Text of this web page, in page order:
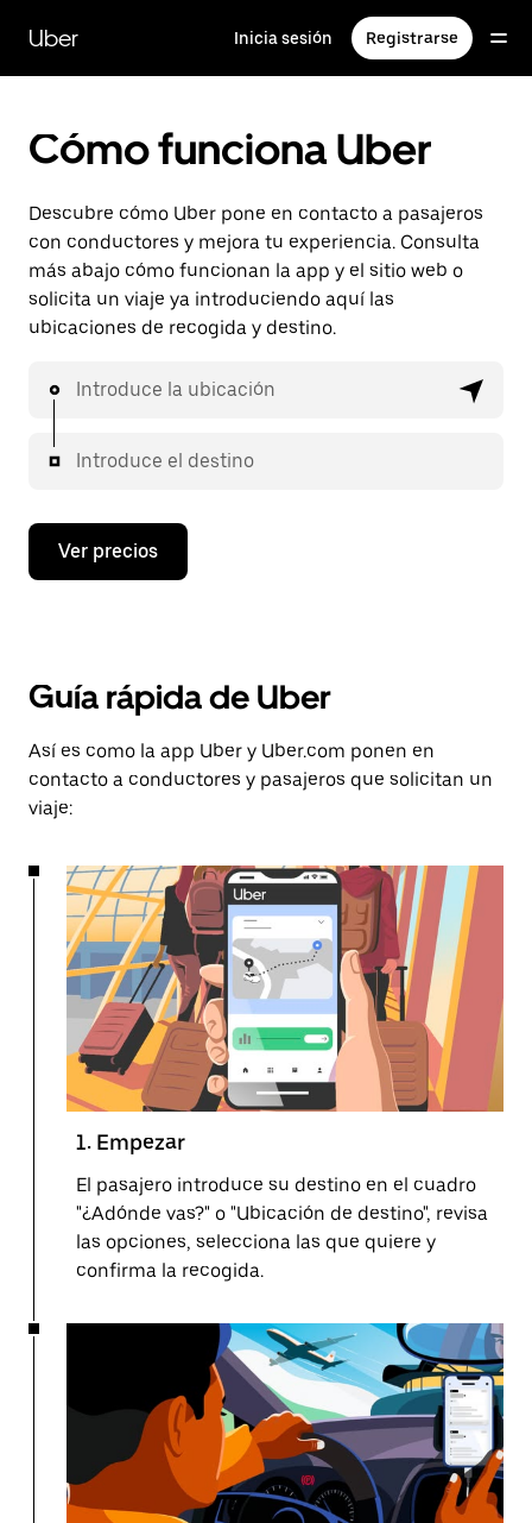
contenido
principal
Uber Inicia sesión Registrarse
Cómo funciona Uber
Descubre cómo Uber pone en contacto a pasajeros
con conductores y mejora tu experiencia. Consulta
más abajo cómo funcionan la app y el sitio web o
solicita un viaje ya introduciendo aquí las
ubicaciones de recogida y destino.
Introduce la ubicación
Introduce el destino
Ver precios
Guía rápida de Uber
Así es como la app Uber y Uber.com ponen en
contacto a conductores y pasajeros que solicitan un
viaje:
1. Empezar
El pasajero introduce su destino en el cuadro
"¿Adónde vas?" o "Ubicación de destino", revisa
las opciones, selecciona las que quiere y
confirma la recogida.